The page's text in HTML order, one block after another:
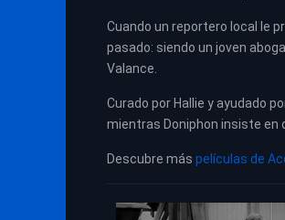
Cuando un reportero local le
pasado: siendo un joven
Valance.
Curado por Hallie y ayudado
mientras Doniphon insiste en
Descubre más películas de